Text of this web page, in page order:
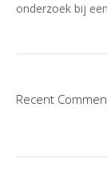
onderzoek bij
Recent